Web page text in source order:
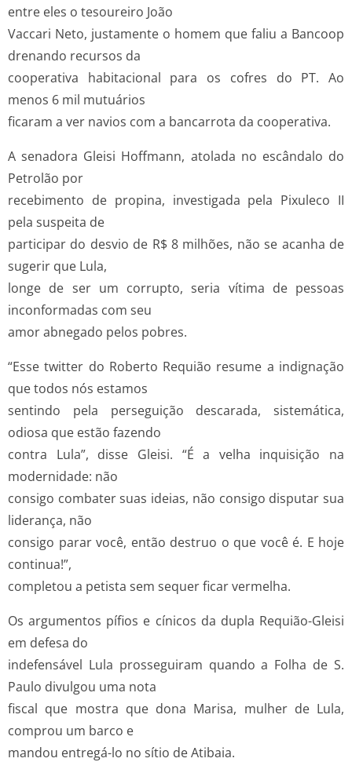
entre eles o tesoureiro João
Vaccari Neto, justamente o homem que faliu a Bancoop
drenando recursos da
cooperativa habitacional para os cofres do PT. Ao
menos 6 mil mutuários
ficaram a ver navios com a bancarrota da cooperativa.
A senadora Gleisi Hoffmann, atolada no escândalo do
Petrolão por
recebimento de propina, investigada pela Pixuleco II
pela suspeita de
participar do desvio de R$ 8 milhões, não se acanha de
sugerir que Lula,
longe de ser um corrupto, seria vítima de pessoas
inconformadas com seu
amor abnegado pelos pobres.
“Esse twitter do Roberto Requião resume a indignação
que todos nós estamos
sentindo pela perseguição descarada, sistemática,
odiosa que estão fazendo
contra Lula”, disse Gleisi. “É a velha inquisição na
modernidade: não
consigo combater suas ideias, não consigo disputar sua
liderança, não
consigo parar você, então destruo o que você é. E hoje
continua!”,
completou a petista sem sequer ficar vermelha.
Os argumentos pífios e cínicos da dupla Requião-Gleisi
em defesa do
indefensável Lula prosseguiram quando a Folha de S.
Paulo divulgou uma nota
fiscal que mostra que dona Marisa, mulher de Lula,
comprou um barco e
mandou entregá-lo no sítio de Atibaia.